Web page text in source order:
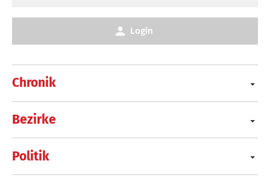
Chronik
Bezirke
Politik
Login